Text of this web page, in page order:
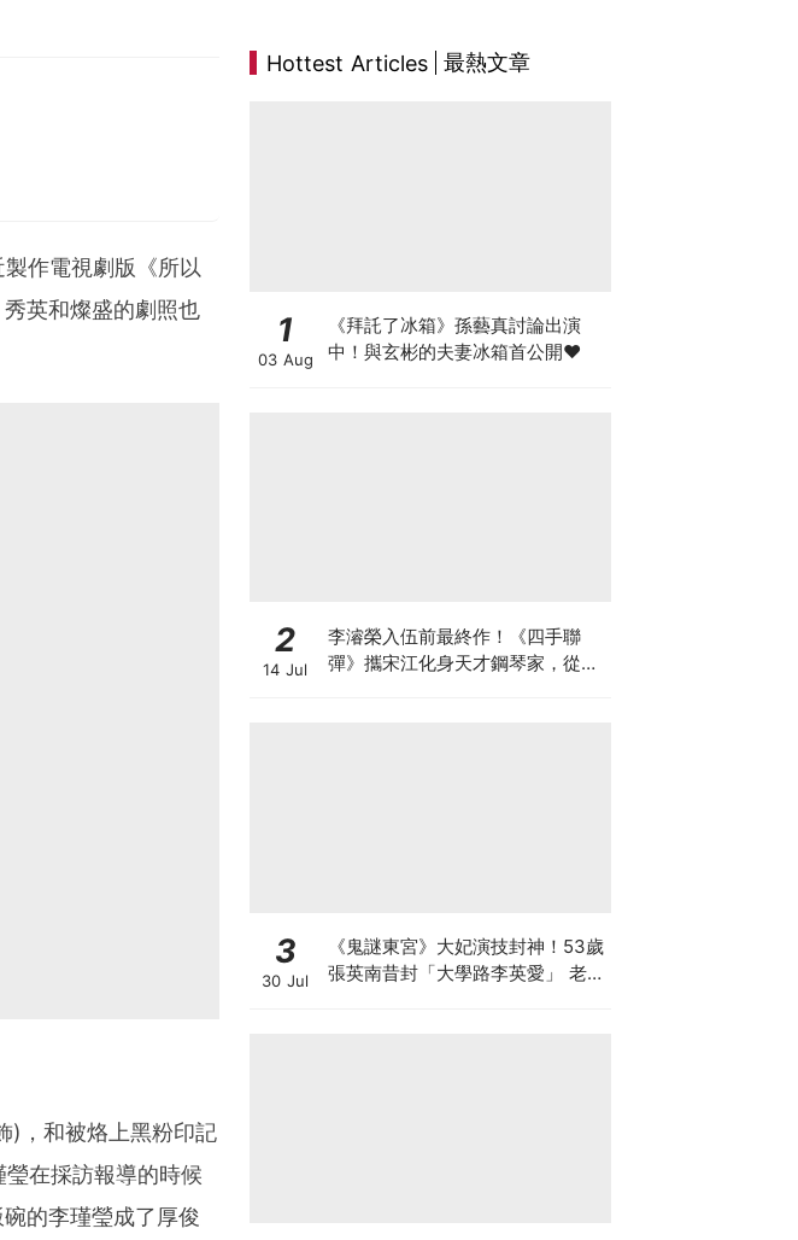
作電視劇版《所以
英和燦盛的劇照也
)，和被烙上黑粉印記
在採訪報導的時候
的李瑾瑩成了厚俊
Hottest Articles 最熱文章
1
03 Aug
《拜託了冰箱》孫藝真討論出演
中！與玄彬的夫妻冰箱首公開♥
2
14 Jul
李濬榮入伍前最終作！《四手聯
彈》攜宋江化身天才鋼琴家，從宿
3
30 Jul
《鬼謎東宮》大妃演技封神！53歲
張英南昔封「大學路李英愛」 老公